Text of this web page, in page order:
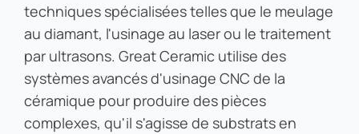
techniques spécialisées telles que le meulage
au diamant, l'usinage au laser ou le traitement
par ultrasons. Great Ceramic utilise des
systèmes avancés d'usinage CNC de la
céramique pour produire des pièces
complexes, qu'il s'agisse de substrats en